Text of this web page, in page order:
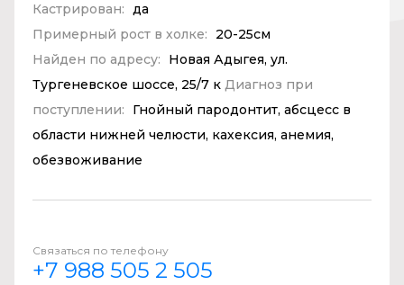
Кастрирован: да
Примерный рост в холке:
20-25см
Найден по адресу:
Новая Адыгея, ул.
Тургеневское шоссе, 25/7 к Диагноз при
поступлении:
Гнойный пародонтит, абсцесс в
области нижней челюсти, кахексия, анемия,
обезвоживание
Связаться по телефону
+7 988 505 2 505